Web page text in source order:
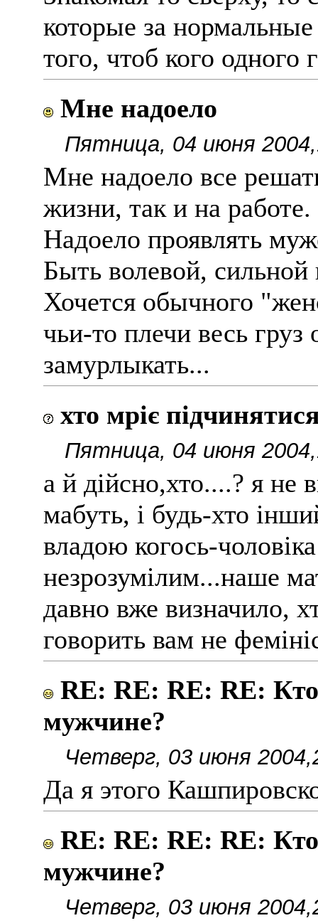
которые за
того, чтоб кого одного
Мне надоело
Пятница, 04 июня
Мне надоело все
жизни, так и на
Надоело проявлять
Быть волевой,
Хочется обычного
чьи-то плечи весь груз
замурлыкать...
хто мріє
Пятница, 04 июня
а й дійсно,хто....? я не
мабуть, і будь-хто
владою когось-
незрозумілим...наше
давно вже визначило,
говорить вам не
RE: RE: RE: RE:
мужчине?
Четверг, 03 июня
Да я этого
RE: RE: RE: RE:
мужчине?
Четверг, 03 июня